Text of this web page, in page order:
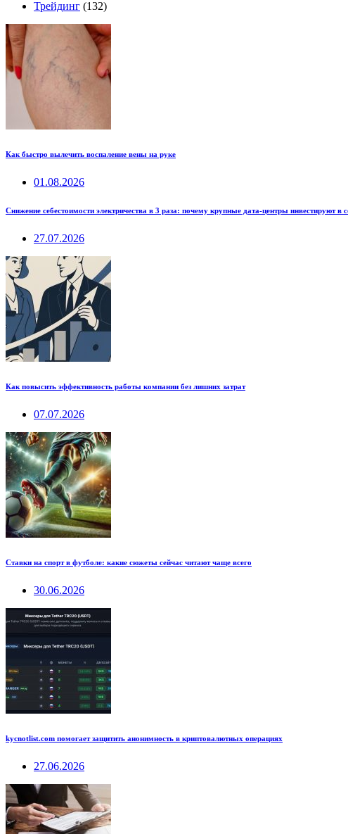
Трейдинг (132)
Как быстро вылечить воспаление вены на руке
01.08.2026
Снижение себестоимости электричества в 3 раза: почему крупные дата-центры инвестируют в
27.07.2026
Как повысить эффективность работы компании без лишних затрат
07.07.2026
Ставки на спорт в футболе: какие сюжеты сейчас читают чаще всего
30.06.2026
kycnotlist.com помогает защитить анонимность в криптовалютных операциях
27.06.2026